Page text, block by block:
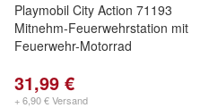
Playmobil City Action 71193
Mitnehm-Feuerwehrstation mit
Feuerwehr-Motorrad
31,99 €
+ 6,90 € Versand